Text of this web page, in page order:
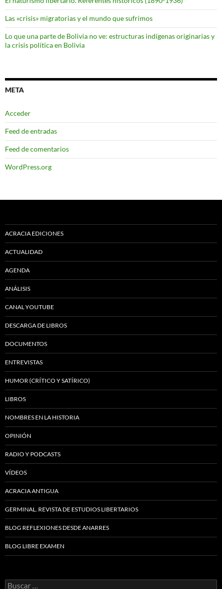
Las «crisis» migratorias y el mundo que sufrimos
Lo que una parte de Bolivia no ve: estructuras indígenas originarias y
la crisis política en Bolivia
META
Acceder
Feed de entradas
Feed de comentarios
WordPress.org
ACRACIA EDICIONES
ACTUALIDAD
AGENDA
ANÁLISIS
CANAL YOUTUBE
DESCARGA DE LIBROS
DOCUMENTOS
ENTREVISTAS
HUMOR (CRÍTICO Y SATÍRICO)
LIBROS
NOMBRES EN LA HISTORIA
OPINIÓN
RADIO Y PODCASTS
VÍDEOS
ACRACIA ANTIGUA
GERMINAL. REVISTA DE ESTUDIOS LIBERTARIOS
BLOG REFLEXIONES DESDE ANARRES
BLOG LIBRE EXAMEN
Buscar: